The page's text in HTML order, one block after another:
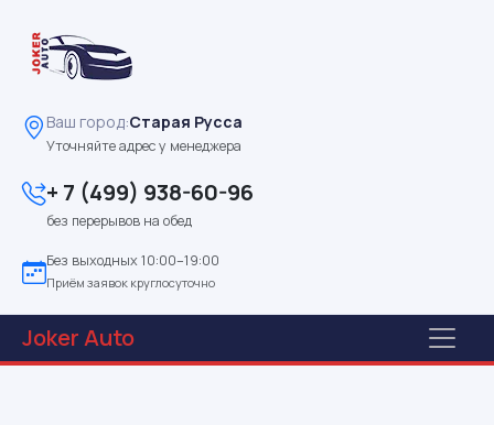
Ваш город:Старая Русса
Уточняйте адрес у менеджера
+ 7 (499) 938-60-96
без перерывов на обед
Без выходных 10:00–19:00
Приём заявок круглосуточно
JokerAuto